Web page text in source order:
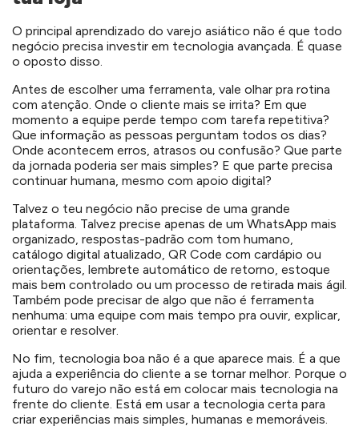
O principal aprendizado do varejo asiático não é que todo
negócio precisa investir em tecnologia avançada. É quase
o oposto disso.
Antes de escolher uma ferramenta, vale olhar pra rotina
com atenção. Onde o cliente mais se irrita? Em que
momento a equipe perde tempo com tarefa repetitiva?
Que informação as pessoas perguntam todos os dias?
Onde acontecem erros, atrasos ou confusão? Que parte
da jornada poderia ser mais simples? E que parte precisa
continuar humana, mesmo com apoio digital?
Talvez o teu negócio não precise de uma grande
plataforma. Talvez precise apenas de um WhatsApp mais
organizado, respostas-padrão com tom humano,
catálogo digital atualizado, QR Code com cardápio ou
orientações, lembrete automático de retorno, estoque
mais bem controlado ou um processo de retirada mais ágil.
Também pode precisar de algo que não é ferramenta
nenhuma: uma equipe com mais tempo pra ouvir, explicar,
orientar e resolver.
No fim, tecnologia boa não é a que aparece mais. É a que
ajuda a experiência do cliente a se tornar melhor. Porque o
futuro do varejo não está em colocar mais tecnologia na
frente do cliente. Está em usar a tecnologia certa para
criar experiências mais simples, humanas e memoráveis.